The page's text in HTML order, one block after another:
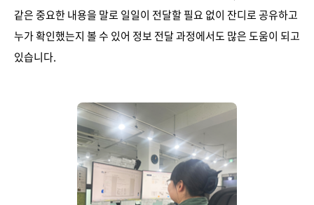
같은 중요한 내용을 말로 일일이 전달할 필요 없이 잔디로 공유하고
누가 확인했는지 볼 수 있어 정보 전달 과정에서도 많은 도움이 되고
있습니다.